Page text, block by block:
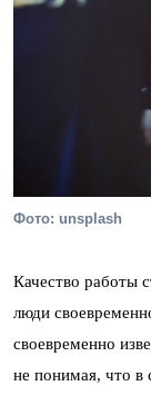
Фото: unsplash
Качество работы
люди
своевременно
не понимая, что в